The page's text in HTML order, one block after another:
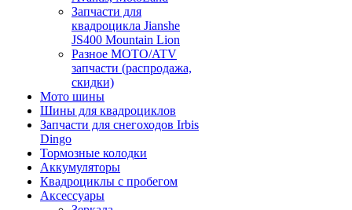
Запчасти для
квадроцикла Jianshe
JS400 Mountain Lion
Разное МОТО/ATV
запчасти (распродажа,
скидки)
Мото шины
Шины для квадроциклов
Запчасти для снегоходов Irbis
Dingo
Тормозные колодки
Аккумуляторы
Квадроциклы с пробегом
Аксессуары